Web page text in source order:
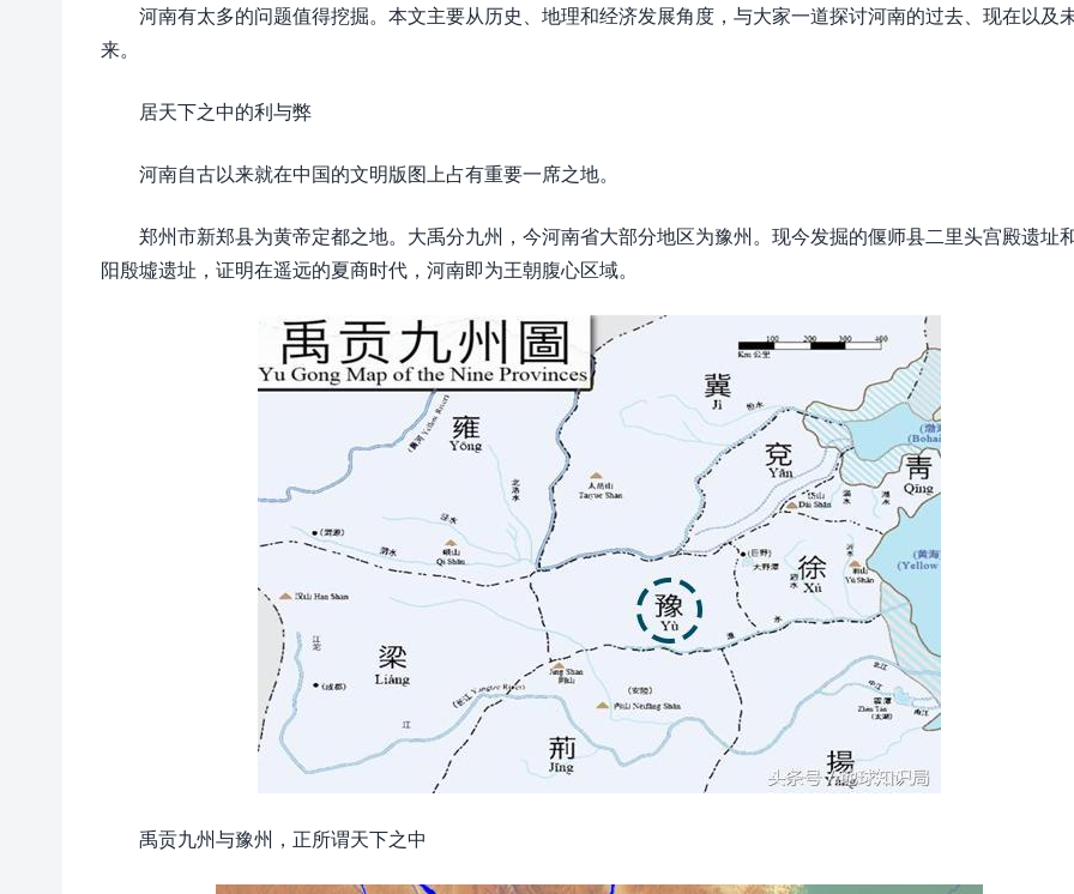
河南有太多的问题值得挖掘。本文主要从历史、地理和经济发展角度，与大家一道探讨河南的过去、现在以及
来。
居天下之中的利与弊
河南自古以来就在中国的文明版图上占有重要一席之地。
郑州市新郑县为黄帝定都之地。大禹分九州，今河南省大部分地区为豫州。现今发掘的偃师县二里头宫殿遗址
阳殷墟遗址，证明在遥远的夏商时代，河南即为王朝腹心区域。
禹贡九州与豫州，正所谓天下之中